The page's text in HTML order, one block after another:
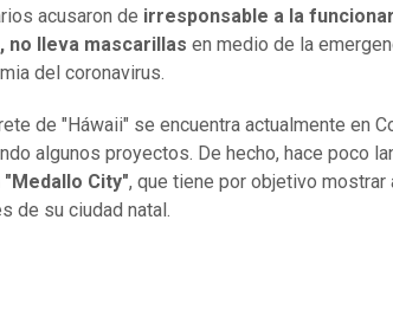
acusaron de irresponsable a la
no lleva mascarillas en medio de la
del coronavirus.
de "Háwaii" se encuentra actualmente en
algunos proyectos. De hecho, hace poco
City", que tiene por objetivo
de su ciudad natal.